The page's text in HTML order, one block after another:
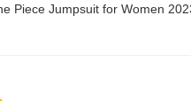
Piece Jumpsuit for Women